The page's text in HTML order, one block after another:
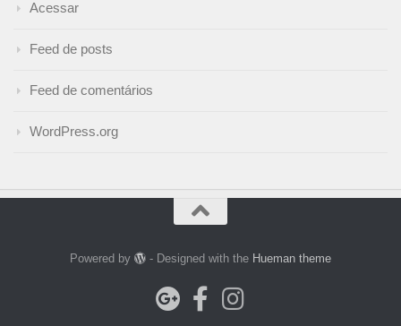
Acessar
Feed de posts
Feed de comentários
WordPress.org
Powered by - Designed with the Hueman theme